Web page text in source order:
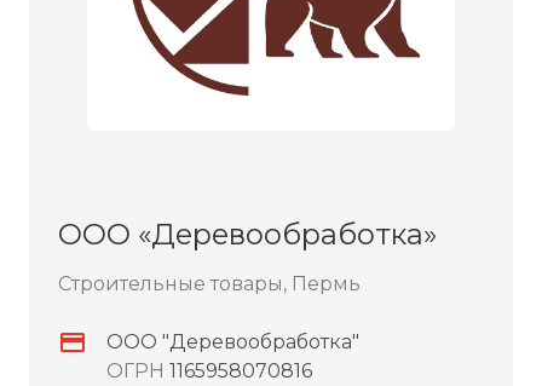
ООО «Деревообработка»
Строительные товары, Пермь
ООО "Деревообработка"
ОГРН 1165958070816